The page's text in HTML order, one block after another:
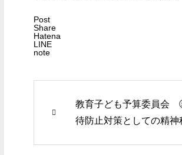
Post
Share
Hatena
LINE
note
教育子ども予算委員会
待防止対策としての精